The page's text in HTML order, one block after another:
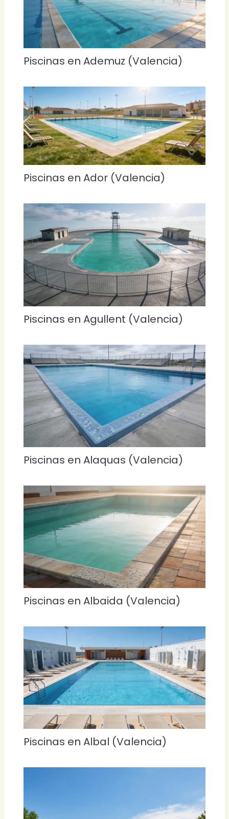
Piscinas en Ademuz (Valencia)
Piscinas en Ador (Valencia)
Piscinas en Agullent (Valencia)
Piscinas en Alaquas (Valencia)
Piscinas en Albaida (Valencia)
Piscinas en Albal (Valencia)